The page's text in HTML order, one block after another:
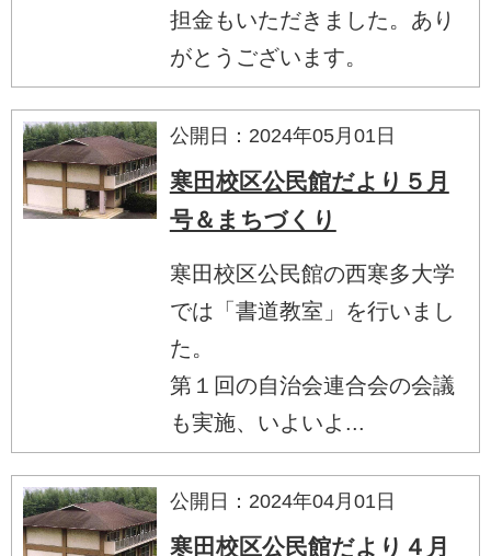
担金もいただきました。あり
がとうございます。
公開日：2024年05月01日
寒田校区公民館だより５月
号＆まちづくり
寒田校区公民館の西寒多大学
では「書道教室」を行いまし
た。
第１回の自治会連合会の会議
も実施、いよいよ...
公開日：2024年04月01日
寒田校区公民館だより４月